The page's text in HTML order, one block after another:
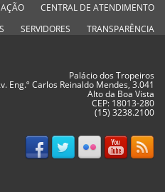
CENTRAL DE ATENDIMENTO
SERVIDORES TRANSPARÊNCIA
Palácio dos Tropeiros
Eng.º Carlos Reinaldo Mendes, 3.041
Alto da Boa Vista
CEP: 18013-280
(15) 3238.2100